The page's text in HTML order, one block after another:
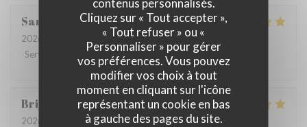
Cliquez sur « Tout accepter »,
« Tout refuser » ou «
Personnaliser » pour gérer
vos préférences. Vous pouvez
modifier vos choix à tout
moment en cliquant sur l'icône
représentant un cookie en bas
à gauche des pages du site.
Sandrine D
2026-07-09
- 12:30 - Couverts 6
Service
Ambiance:5/5 Cuisine: 5/5 Qualité / Prix
Brigitte
2026-07-08
- 12:45 - Couverts 3